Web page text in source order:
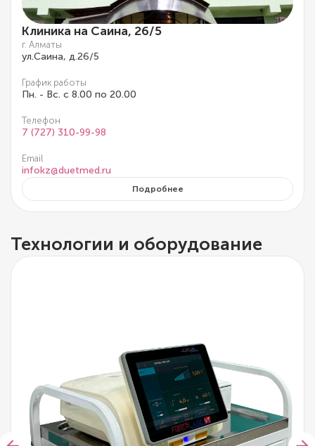
Клиника на Саина, 26/5
г. Алматы
ул.Саина, д.26/5
График работы
Пн. - Вс. с 8.00 по 20.00
Телефон
7 (727) 310-99-98
Email
infokz@duetmed.ru
Подробнее
Технологии и оборудование